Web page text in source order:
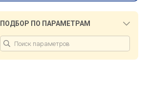
ПОДБОР ПО ПАРАМЕТРАМ